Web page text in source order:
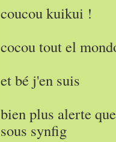
coucou kuikui !
cocou tout el
et bé j'en suis
bien plus alerte
sous synfig